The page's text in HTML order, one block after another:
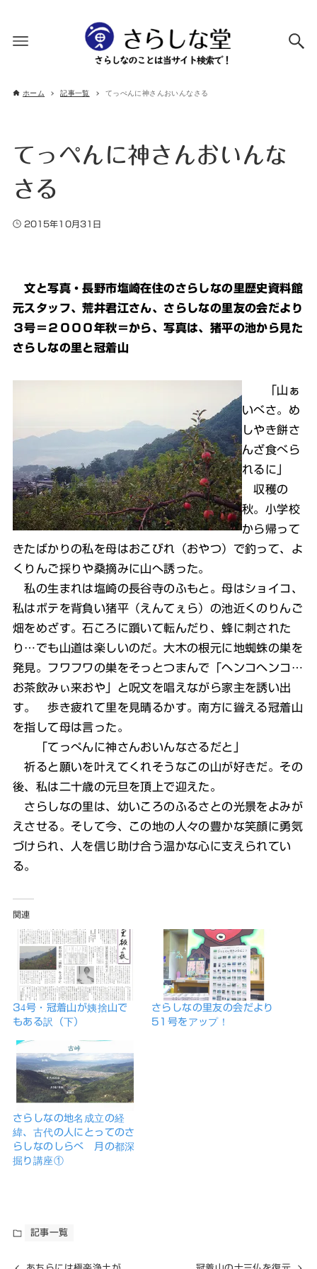
ホーム 記事一覧 てっぺんに神さんおいんなさる
てっぺんに神さんおいんな
さる
2015年10月31日
文と写真・長野市塩崎在住のさらしなの里歴史資料館
元スタッフ、荒井君江さん、さらしなの里友の会だより
３号＝２０００年秋＝から、写真は、猪平の池から見た
さらしなの里と冠着山
「山ぁ
いべさ。め
しやき餅さ
んざ食べら
れるに」
収穫の
秋。小学校
から帰って
きたばかりの私を母はおこびれ（おやつ）で釣って、よ
くりんご採りや桑摘みに山へ誘った。
私の生まれは塩崎の長谷寺のふもと。母はショイコ、
私はボテを背負い猪平（えんてぇら）の池近くのりんご
畑をめざす。石ころに躓いて転んだり、蜂に刺された
り…でも山道は楽しいのだ。大木の根元に地蜘蛛の巣を
発見。フワフワの巣をそっとつまんで「ヘンコヘンコ…
お茶飲みぃ来おや」と呪文を唱えながら家主を誘い出
す。 歩き疲れて里を見晴るかす。南方に聳える冠着山
を指して母は言った。
「てっぺんに神さんおいんなさるだと」
祈ると願いを叶えてくれそうなこの山が好きだ。その
後、私は二十歳の元旦を頂上で迎えた。
さらしなの里は、幼いころのふるさとの光景をよみが
えさせる。そして今、この地の人々の豊かな笑顔に勇気
づけられ、人を信じ助け合う温かな心に支えられてい
る。
関連
34号・冠着山が姨捨山で
もある訳（下）
さらしなの里友の会だより
51号をアップ！
さらしなの地名成立の経
緯、古代の人にとってのさ
らしなのしらべ 月の都深
掘り講座①
記事一覧